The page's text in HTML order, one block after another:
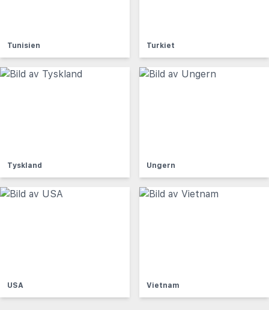
Tunisien Turkiet
Tyskland Ungern
USA Vietnam